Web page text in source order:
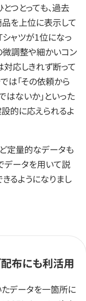
つとっても、過去
を上位に表示して
シャツが1位になっ
微調整や細かいコン
応しきれず断って
は「その依頼から
はないか」といった
的に応えられるよ
定量的なデータも
データを用いて説
るようになりまし
布にも利活用
データを一箇所に